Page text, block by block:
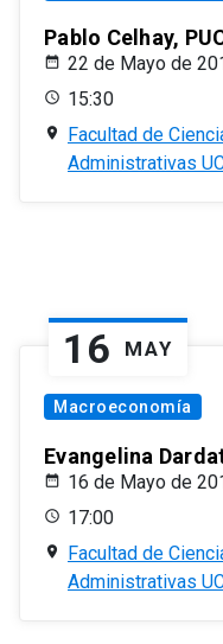
Pablo Celhay,
22 de Mayo de
15:30
Facultad de
Administrativas
16 MAY
Macroeconomía
Evangelina
16 de Mayo de
17:00
Facultad de
Administrativas